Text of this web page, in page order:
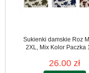
Sukienki damskie Roz
2XL, Mix Kolor Paczka
26.00 zł